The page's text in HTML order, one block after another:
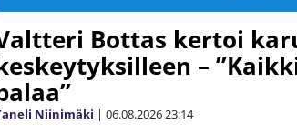
Bottas kertoi
–
Niinimäki | 06.08.202623:14